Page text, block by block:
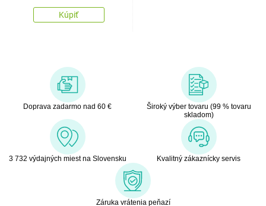
Kúpiť
Doprava zadarmo nad 60 €
Široký výber tovaru (99 % tovaru
skladom)
3 732 výdajných miest na Slovensku Kvalitný zákaznícky servis
Záruka vrátenia peňazí